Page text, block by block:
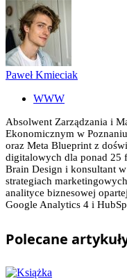
Paweł Kmieciak
WWW
Absolwent Zarządzania i
Ekonomicznym w
oraz Meta Blueprint z
digitalowych dla ponad 25
Brain Design i konsultant
strategiach
analityce biznesowej
Google Analytics 4 i
Polecane